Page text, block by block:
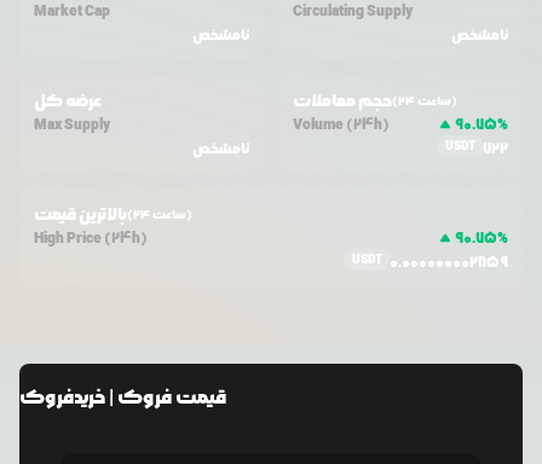
Market Cap
نامشخص
Circulating Supply
نامشخص
عرضه کل
Max Supply
نامشخص
حجم معاملات (24 ساعت)
Volume (24h) 90.75%
USDT 722
بالاترین قیمت (24 ساعت)
High Price (24h) 90.75%
USDT 0.000000002859
قیمتفروک | خریدفروک